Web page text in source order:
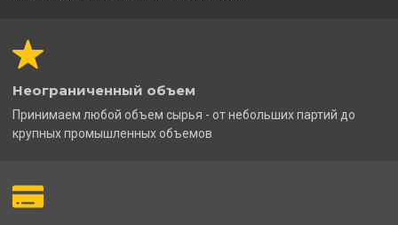
Неограниченный объем
Принимаем любой объем сырья - от небольших партий до
крупных промышленных объемов